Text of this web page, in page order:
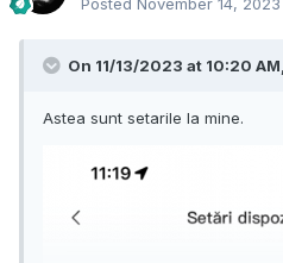
On 11/13/2023 at 10:20 AM,
Astea sunt setarile la mine.